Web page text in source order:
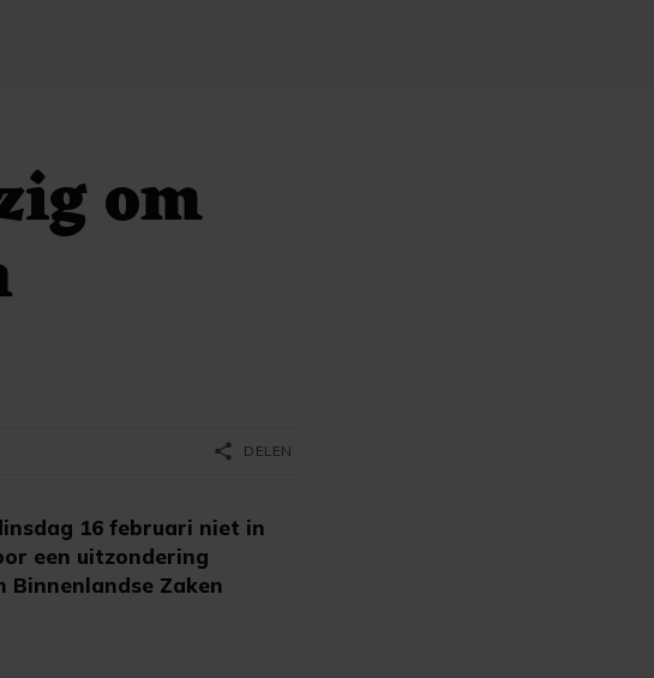
om
16 februari niet in
een uitzondering
Binnenlandse Zaken
share DELEN